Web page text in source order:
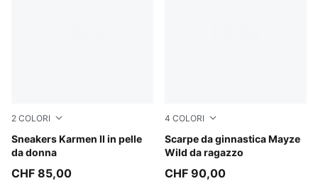
2 COLORI
Sneakers Karmen II in pelle
da donna
PUMA White-PUMA White-PUMA Silver
CHF 85,00
4 COLORI
Scarpe da ginnastica Mayze
Wild da ragazzo
Rich Cocoa
CHF 90,00